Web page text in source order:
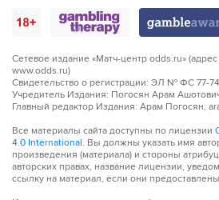
Сетевое издание «Матч-центр odds.ru»
www.odds.ru)
Свидетельство о регистрации: ЭЛ № ФС 77-
Учредитель Издания: Погосян Арам
Главный редактор Издания: Арам Погосян,
Все материалы сайта доступны по лицензии
4.0 International. Вы должны указать имя
произведения (материала) и стороны
авторских правах, название лицензии,
ссылку на материал, если они